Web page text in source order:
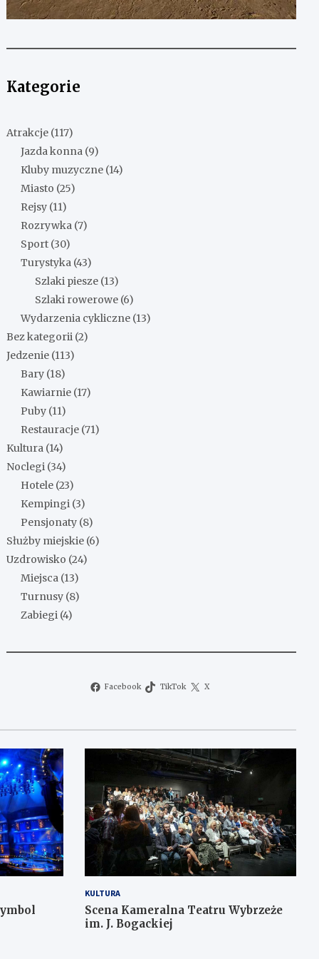
Kategorie
Atrakcje (117)
Jazda konna (9)
Kluby muzyczne (14)
Miasto (25)
Rejsy (11)
Rozrywka (7)
Sport (30)
Turystyka (43)
Szlaki piesze (13)
Szlaki rowerowe (6)
Wydarzenia cykliczne (13)
Bez kategorii (2)
Jedzenie (113)
Bary (18)
Kawiarnie (17)
Puby (11)
Restauracje (71)
Kultura (14)
Noclegi (34)
Hotele (23)
Kempingi (3)
Pensjonaty (8)
Służby miejskie (6)
Uzdrowisko (24)
Miejsca (13)
Turnusy (8)
Zabiegi (4)
Facebook TikTok X
KULTURA
Scena Kameralna Teatru Wybrzeże
im. J. Bogackiej